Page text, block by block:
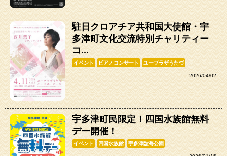
駐日クロアチア共和国大使館・宇
多津町文化交流特別チャリティー
コ...
イベント ピアノコンサート ユープラザうたづ
2026/04/02
宇多津町民限定！四国水族館無料
デー開催！
イベント 四国水族館 宇多津臨海公園